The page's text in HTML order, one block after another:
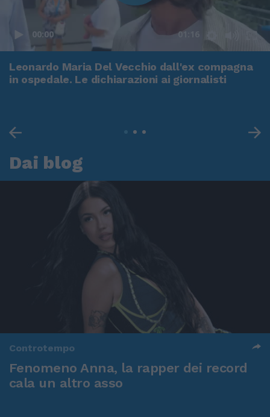
00:00 01:16
Leonardo Maria Del Vecchio dall'ex compagna
in ospedale. Le dichiarazioni ai giornalisti
Dai blog
Controtempo
Fenomeno Anna, la rapper dei record
cala un altro asso